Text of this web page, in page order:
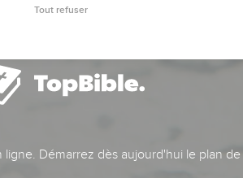
Démarrez dès aujourd'hui le plan
Tout refuser